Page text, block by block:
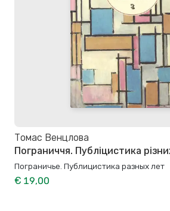
Томас Венцлова
Пограниччя. Публіцистика
Пограничье. Публицистика разных лет
€ 19,00